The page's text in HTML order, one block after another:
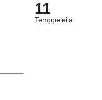
11
Temppeleitä